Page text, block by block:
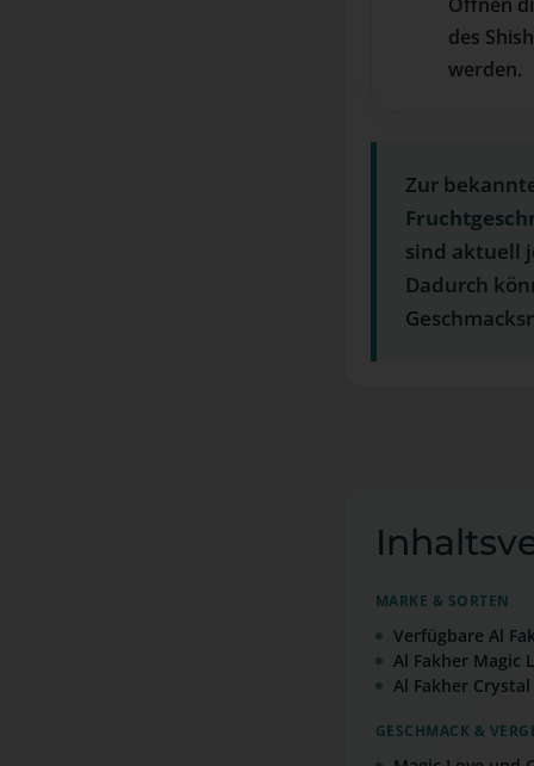
des
werden.
Zur
sind aktuell
Dadurch
MARKE & SORTEN
Verfügbare Al
Al Fakher Magic
Al Fakher
GESCHMACK &